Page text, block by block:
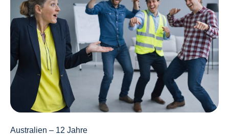
Australien – 12 Jahre